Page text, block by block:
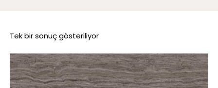
Tek bir sonuç gösteriliyor